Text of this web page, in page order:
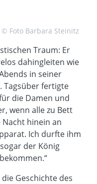
© Foto Barbara Steinitz
Traum: Er
dahingleiten wie
in seiner
Tagsüber fertigte
die Damen und
wenn alle zu Bett
hinein an
Ich durfte ihm
der König
Geschichte des